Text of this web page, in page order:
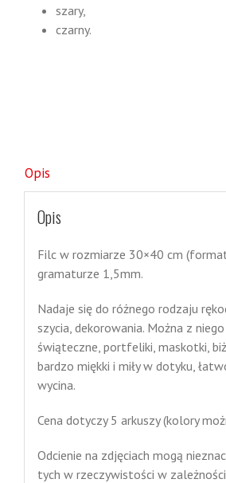
szary,
czarny.
Opis
Opis
Filc w rozmiarze 30×40 cm
gramaturze 1,5mm.
Nadaje się do różnego rodzaju
szycia, dekorowania. Można z
świąteczne, portfeliki, maskotki,
bardzo miękki i miły w dotyku,
wycina.
Cena dotyczy 5 arkuszy (kolory
Odcienie na zdjęciach mogą
tych w rzeczywistości w